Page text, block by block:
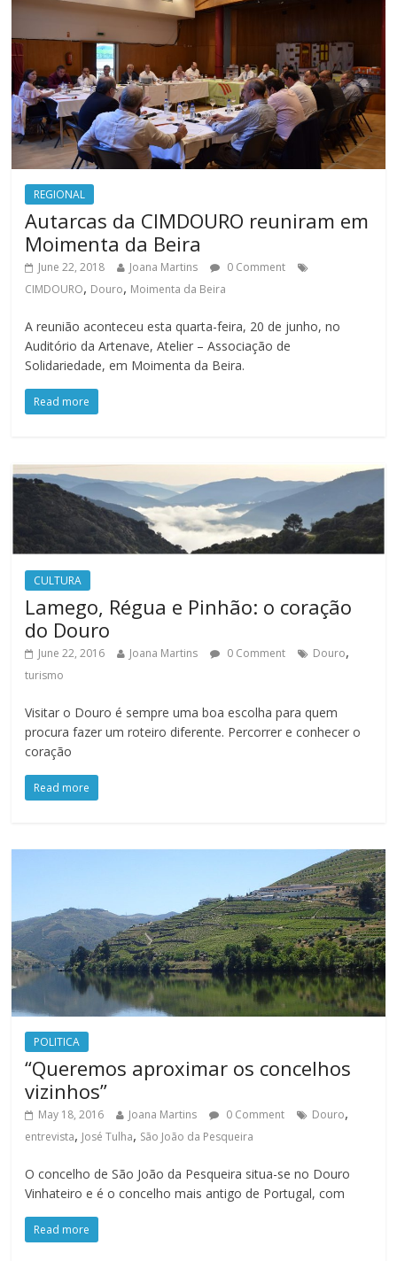
REGIONAL
Autarcas da CIMDOURO reuniram em
Moimenta da Beira
June 22, 2018 Joana Martins
0 Comment
CIMDOURO, Douro, Moimenta da Beira
A reunião aconteceu esta quarta-feira, 20 de junho, no
Auditório da Artenave, Atelier – Associação de
Solidariedade, em Moimenta da Beira.
Read more
CULTURA
Lamego, Régua e Pinhão: o coração
do Douro
June 22, 2016 Joana Martins 0 Comment Douro,
turismo
Visitar o Douro é sempre uma boa escolha para quem
procura fazer um roteiro diferente. Percorrer e conhecer o
coração
Read more
POLITICA
“Queremos aproximar os concelhos
vizinhos”
May 18, 2016 Joana Martins 0 Comment Douro,
entrevista, José Tulha, São João da Pesqueira
O concelho de São João da Pesqueira situa-se no Douro
Vinhateiro e é o concelho mais antigo de Portugal, com
Read more